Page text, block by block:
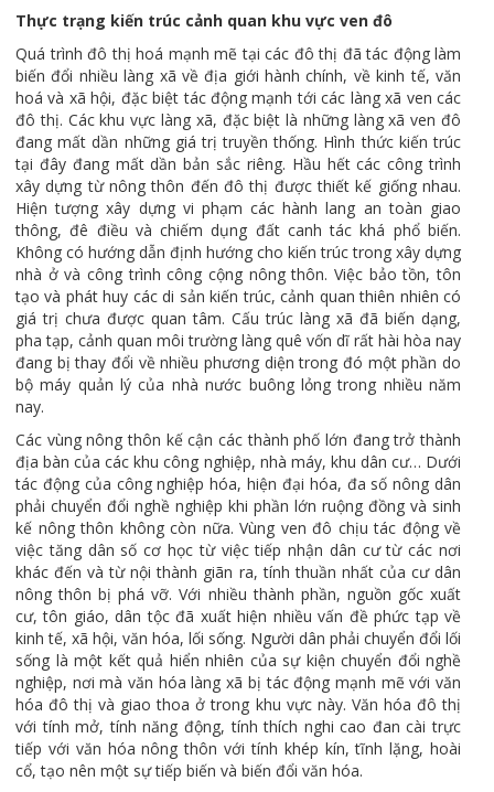
Thực trạng kiến trúc cảnh quan khu vực ven đô
Quá trình đô thị hoá mạnh mẽ tại các đô thị đã tác động làm
biến đổi nhiều làng xã về địa giới hành chính, về kinh tế, văn
hoá và xã hội, đặc biệt tác động mạnh tới các làng xã ven các
đô thị. Các khu vực làng xã, đặc biệt là những làng xã ven đô
đang mất dần những giá trị truyền thống. Hình thức kiến trúc
tại đây đang mất dần bản sắc riêng. Hầu hết các công trình
xây dựng từ nông thôn đến đô thị được thiết kế giống nhau.
Hiện tượng xây dựng vi phạm các hành lang an toàn giao
thông, đê điều và chiếm dụng đất canh tác khá phổ biến.
Không có hướng dẫn định hướng cho kiến trúc trong xây dựng
nhà ở và công trình công cộng nông thôn. Việc bảo tồn, tôn
tạo và phát huy các di sản kiến trúc, cảnh quan thiên nhiên có
giá trị chưa được quan tâm. Cấu trúc làng xã đã biến dạng,
pha tạp, cảnh quan môi trường làng quê vốn dĩ rất hài hòa nay
đang bị thay đổi về nhiều phương diện trong đó một phần do
bộ máy quản lý của nhà nước buông lỏng trong nhiều năm
nay.
Các vùng nông thôn kế cận các thành phố lớn đang trở thành
địa bàn của các khu công nghiệp, nhà máy, khu dân cư… Dưới
tác động của công nghiệp hóa, hiện đại hóa, đa số nông dân
phải chuyển đổi nghề nghiệp khi phần lớn ruộng đồng và sinh
kế nông thôn không còn nữa. Vùng ven đô chịu tác động về
việc tăng dân số cơ học từ việc tiếp nhận dân cư từ các nơi
khác đến và từ nội thành giãn ra, tính thuần nhất của cư dân
nông thôn bị phá vỡ. Với nhiều thành phần, nguồn gốc xuất
cư, tôn giáo, dân tộc đã xuất hiện nhiều vấn đề phức tạp về
kinh tế, xã hội, văn hóa, lối sống. Người dân phải chuyển đổi lối
sống là một kết quả hiển nhiên của sự kiện chuyển đổi nghề
nghiệp, nơi mà văn hóa làng xã bị tác động mạnh mẽ với văn
hóa đô thị và giao thoa ở trong khu vực này. Văn hóa đô thị
với tính mở, tính năng động, tính thích nghi cao đan cài trực
tiếp với văn hóa nông thôn với tính khép kín, tĩnh lặng, hoài
cổ, tạo nên một sự tiếp biến và biến đổi văn hóa.